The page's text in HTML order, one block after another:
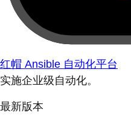
红帽 Ansible 自动化平台
实施企业级自动化。
最新版本